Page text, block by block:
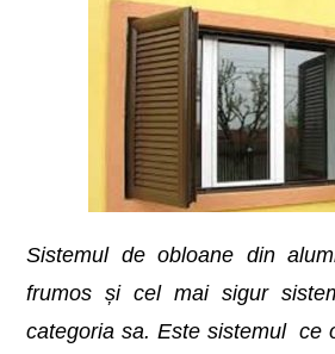
Sistemul de obloane din
frumos și cel mai sigur
categoria sa. Este sistemul ce